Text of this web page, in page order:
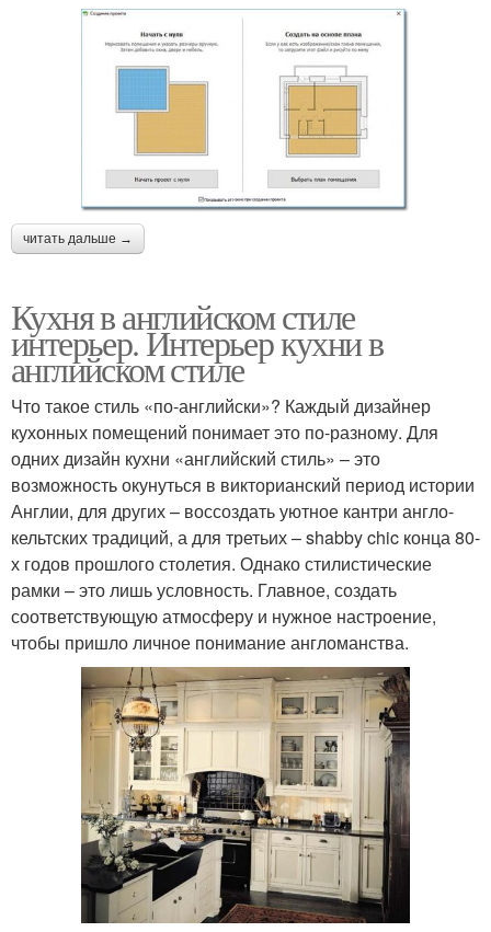
читать дальше →
Кухня в английском стиле
интерьер. Интерьер кухни в
английском стиле
Что такое стиль «по-английски»? Каждый дизайнер
кухонных помещений понимает это по-разному. Для
одних дизайн кухни «английский стиль» – это
возможность окунуться в викторианский период истории
Англии, для других – воссоздать уютное кантри англо-
кельтских традиций, а для третьих – shabby chic конца 80-
х годов прошлого столетия. Однако стилистические
рамки – это лишь условность. Главное, создать
соответствующую атмосферу и нужное настроение,
чтобы пришло личное понимание англоманства.